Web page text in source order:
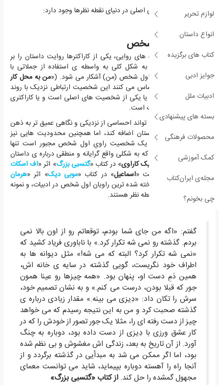
لوازم تحریر
انواع داستان
کتاب های برگزیده
جوایز ادبی
ادبیات ملل
بسته های پیشنهادی
محصولات فرهنگی
کمک آموزشی
مجله‌ی ایران‌کتاب
چی بخونم؟
به شکل کلی، 3 گونه ی اصلی در دنیای نقطه نظرها وجود دارد:
نقطه نظر اول شخص
در این گونه از دیدگاه های روایی، یکی از کاراکترها روایت داستان را بر
عهده دارد. این نکته به شکل کلی به واسطه ی استفاده از جملاتی با
ساختارها و ضمیرهای اول شخص (من) آشکار می شود. («من به محل کار
.») مخاطبین احساس می کنند این شخصیت ارتباطی نزدیک با روند
پیشروی داستان دارد، یا یکی از شخصیت های اصلی است و یا کاراکتری
نزدیک به پروتاگونیست است.
روایت اول شخص می تواند احساسی از نزدیکی و نگاهی عمیق تر به ذهن
شخصیت ها را به داستان اضافه کند، اما همچنین محدودیت هایی نیز
دارد از جمله این که یک شخصیت راویِ اول شخص مجبور است تنها
اتفاقاتی را روایت کند که به شکلی واقع گرایانه و منطقی درباره ی داستان
می داند. شخصیت «
نیک کاراوی» در کتاب «گتسبی بزرگ» اثر «اف اسکات
فیتزجرالد »، و شخصیت «اسماعیل» در کتاب «موبی دیک» اثر «هرمان
ملویل » دو مورد از شناخته شده ترین راویان اول شخص در ادبیات، و نمونه
هایی عالی برای این نقطه نظر هستند.
گفتم: «اگه من جای شما بودم، توقعاتم رو از اون بالا نمی
بردم. گذشته رو نمی شه تکرار کرد.» با ناباوری فریاد کشید که
«نمی شه تکرار کرد؟ البته که می شه!» مثل دیوانه ها به
اطراف خود نگریست، گویی گذشته در سایه ی خانه اش،
همین دَمِ دست او، پنهان بود. «همه چیزها رو عینا همون
جور که قبلا بودن، درست می کنم.» و به نشان تصمیم خود،
سرش را تکان داد: «دِیزی می بینه.» مقدار زیادی درباره ی
گذشته صحبت کرد و من به این نتیجه رسیدم که می خواهد
چیز از دست رفته ای را، مثلا یک جور تصور از خودش را که در
کار عشق ورزی با دِیزی از دست داده بود، دوباره به چنگ
آورد. از آن تاریخ به بعد، زندگی اش مغشوش و بی نظم شده
بود، اما اگر ممکن می شد به مبدأیی در گذشته برگردد و از
آنجا راه را آهسته دوباره بپیماید، شاید می توانست معمای
مجهول گمشده را حل کند. از کتاب «گتسبی بزرگ»